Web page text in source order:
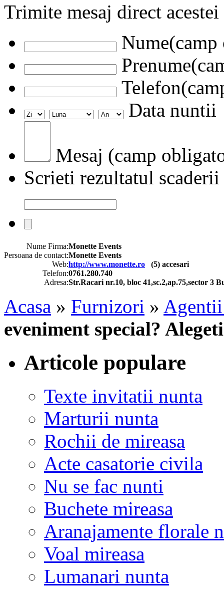
Trimite mesaj direct
Data nuntii
Mesaj (camp
Scrieti rezultatul scaderii
Nume Firma:Monette Events
Persoana de contact:Monette Events
Web:http://www.monette.ro (5) accesari
Telefon:0761.280.740
Adresa:Str.Racari nr.10, bloc 41,sc.2,ap.75,sector 3
Acasa » Furnizori »
eveniment special?
Articole populare
Texte invitatii nunta
Marturii nunta
Rochii de mireasa
Acte casatorie civila
Nu se fac nunti
Buchete mireasa
Aranajamente florale
Voal mireasa
Lumanari nunta